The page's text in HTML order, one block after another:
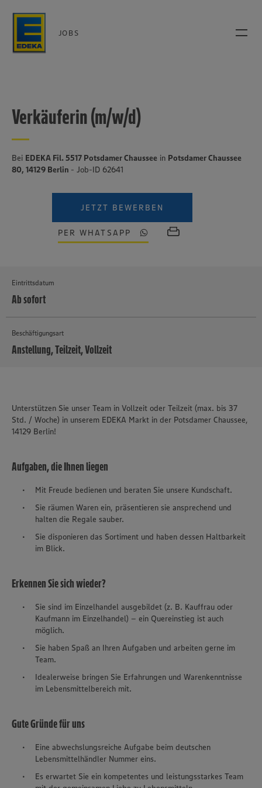
JOBS
Verkäuferin (m/w/d)
Bei EDEKA Fil. 5517 Potsdamer Chaussee in Potsdamer Chaussee
80, 14129 Berlin - Job-ID 62641
JETZT BEWERBEN
PER WHATSAPP
Eintrittsdatum
Ab sofort
Beschäftigungsart
Anstellung, Teilzeit, Vollzeit
Unterstützen Sie unser Team in Vollzeit oder Teilzeit (max. bis 37
Std. / Woche) in unserem EDEKA Markt in der Potsdamer Chaussee,
14129 Berlin!
Aufgaben, die Ihnen liegen
Mit Freude bedienen und beraten Sie unsere Kundschaft.
Sie räumen Waren ein, präsentieren sie ansprechend und
halten die Regale sauber.
Sie disponieren das Sortiment und haben dessen Haltbarkeit
im Blick.
Erkennen Sie sich wieder?
Sie sind im Einzelhandel ausgebildet (z. B. Kauffrau oder
Kaufmann im Einzelhandel) – ein Quereinstieg ist auch
möglich.
Sie haben Spaß an Ihren Aufgaben und arbeiten gerne im
Team.
Idealerweise bringen Sie Erfahrungen und Warenkenntnisse
im Lebensmittelbereich mit.
Gute Gründe für uns
Eine abwechslungsreiche Aufgabe beim deutschen
Lebensmittelhändler Nummer eins.
Es erwartet Sie ein kompetentes und leistungsstarkes Team